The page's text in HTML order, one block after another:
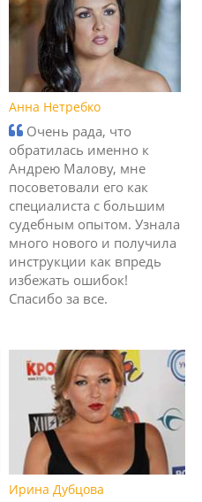
Анна Нетребко
Очень рада, что
обратилась именно к
Андрею Малову, мне
посоветовали его как
специалиста с большим
судебным опытом. Узнала
много нового и получила
инструкции как впредь
избежать ошибок!
Спасибо за все.
Ирина Дубцова